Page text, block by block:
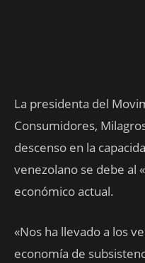
La presidenta del
Consumidores,
descenso en la
venezolano se debe al
económico actual.
«Nos ha llevado a los
economía de